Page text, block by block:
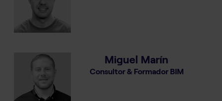
Miguel Marín
Consultor & Formador BIM